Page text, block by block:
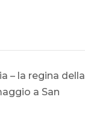
– la regina della
a San